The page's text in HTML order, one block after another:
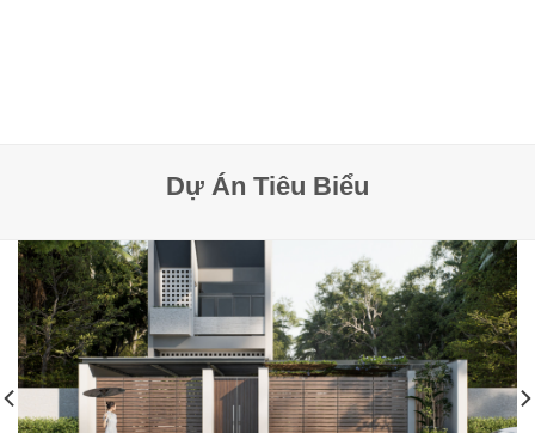
Dự Án Tiêu Biểu